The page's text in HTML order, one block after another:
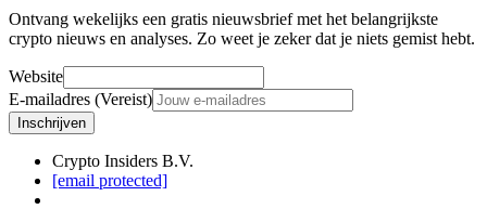
Ontvang wekelijks een gratis nieuwsbrief met het belangrijkste
crypto nieuws en analyses. Zo weet je zeker dat je niets gemist hebt.
Website
E-mailadres (Vereist)
Inschrijven
Crypto Insiders B.V.
[email protected]